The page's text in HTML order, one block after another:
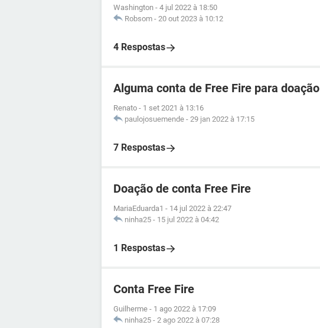
Washington - 4 jul 2022 à 18:50
Robsom - 20 out 2023 à 10:12
4 Respostas
Alguma conta de Free Fire para doação
Renato - 1 set 2021 à 13:16
paulojosuemende - 29 jan 2022 à 17:15
7 Respostas
Doação de conta Free Fire
MariaEduarda1 - 14 jul 2022 à 22:47
ninha25 - 15 jul 2022 à 04:42
1 Respostas
Conta Free Fire
Guilherme - 1 ago 2022 à 17:09
ninha25 - 2 ago 2022 à 07:28